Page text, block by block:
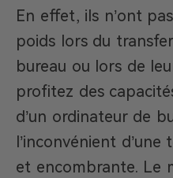
En effet, ils n’ont
poids lors du
bureau ou lors de
profitez des
d’un ordinateur de
l’inconvénient
et encombrante. Le